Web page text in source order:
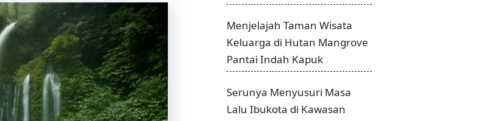
Menjelajah Taman Wisata
Keluarga di Hutan Mangrove
Pantai Indah Kapuk
Serunya Menyusuri Masa
Lalu Ibukota di Kawasan